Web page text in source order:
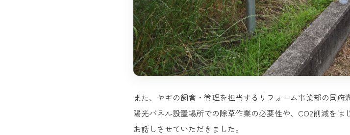
また、ヤギの飼育・管理を担当するリフォーム事業部の国
陽光パネル設置場所での除草作業の必要性や、CO2削減を
お話しさせていただきました。